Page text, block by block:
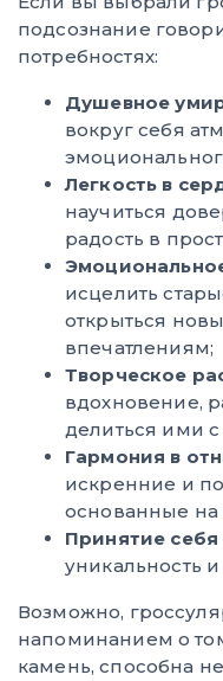
подсознание
потребностях:
Душевное
вокруг себя
Легкость в
научиться
радость в
исцелить
открыться
впечатлениям;
Творческое
вдохновение,
делиться ими
Гармония в
искренние и
основанные
Принятие себя
уникальность
Возможно,
напоминанием о
камень, способна